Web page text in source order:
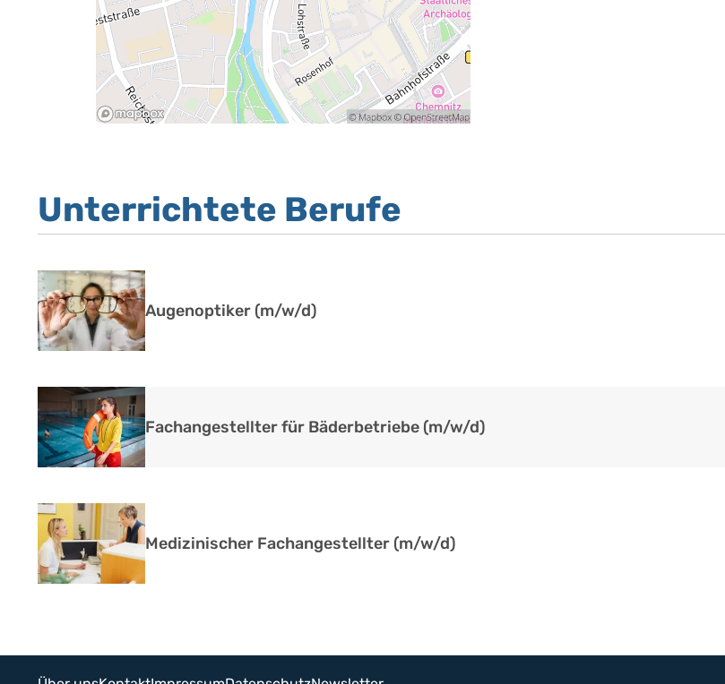
Unterrichtete Berufe
Augenoptiker (m/w/d)
Fachangestellter für Bäderbetriebe (m/w/d)
Medizinischer Fachangestellter (m/w/d)